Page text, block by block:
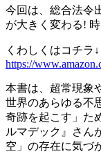
今回は、総合法令
が大きく変わる!
くわしくはコチラ↓
https://
本書は、超常現象
世界のあらゆる不
奇跡を起こす」た
ルマデック』さん
空」の存在に気づ